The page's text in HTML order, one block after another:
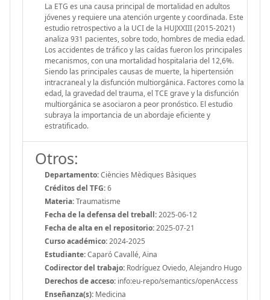
La ETG es una causa principal de mortalidad en adultos
jóvenes y requiere una atención urgente y coordinada. Este
estudio retrospectivo a la UCI de la HUJXXIII (2015-2021)
analiza 931 pacientes, sobre todo, hombres de media edad.
Los accidentes de tráfico y las caídas fueron los principales
mecanismos, con una mortalidad hospitalaria del 12,6%.
Siendo las principales causas de muerte, la hipertensión
intracraneal y la disfunción multiorgánica. Factores como la
edad, la gravedad del trauma, el TCE grave y la disfunción
multiorgánica se asociaron a peor pronóstico. El estudio
subraya la importancia de un abordaje eficiente y
estratificado.
Otros:
Departamento:Ciències Mèdiques Bàsiques
Créditos del TFG:6
Materia:Traumatisme
Fecha de la defensa del treball:2025-06-12
Fecha de alta en el repositorio:2025-07-21
Curso académico:2024-2025
Estudiante:Caparó Cavallé, Aina
Codirector del trabajo: Rodríguez Oviedo, Alejandro Hugo
Derechos de acceso: info:eu-repo/semantics/openAccess
Enseñanza(s): Medicina